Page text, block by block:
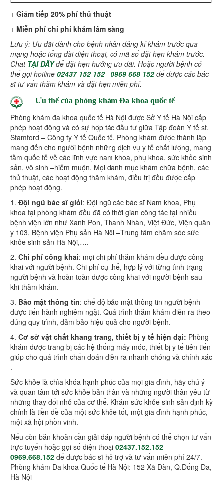
+ Giảm tiếp 20% phí thủ thuật
+ Miễn phí chi phí khám lâm sàng
Lưu ý: Ưu đãi dành cho bệnh nhân đăng kí khám trước qua
mạng hoặc tổng đài điện thoại, có mã số đặt hẹn khám trước.
Chat TẠI ĐÂYđể đặt hẹn hưởng ưu đãi. Hoặc người bệnh có
thể gọi hotline 02437 152 152– 0969 668 152để được các bác
sĩ tư vấn thăm khám và đặt hẹn miễn phí.
Ưu thế của phòng khám Đa khoa quốc tế
Phòng khám đa khoa quốc tế Hà Nội được Sở Y tế Hà Nội cấp
phép hoạt động và có sự hợp tác đầu tư giữa Tập đoàn Y tế st.
Stamford – Công ty Y tế Quốc tế. Phòng khám được thành lập
mang đến cho người bệnh những dịch vụ y tế chất lượng, mang
tầm quốc tế về các lĩnh vực nam khoa, phụ khoa, sức khỏe sinh
sản, vô sinh –hiếm muộn. Mọi danh mục khám chữa bệnh, các
thủ thuật, các hoạt động thăm khám, điều trị đều được cấp
phép hoạt động.
1. Đội ngũ bác sĩ giỏi: Đội ngũ các bác sĩ Nam khoa, Phụ
khoa tại phòng khám đều đã có thời gian công tác tại nhiều
bệnh viện lớn như Xanh Pon, Thanh Nhàn, Việt Đức, Viện quân
y 103, Bệnh viện Phụ sản Hà Nội –Trung tâm chăm sóc sức
khỏe sinh sản Hà Nội,….
2. Chi phí công khai: mọi chi phí thăm khám đều được công
khai với người bệnh. Chi phí cụ thể, hợp lý với từng tình trạng
người bệnh và hoàn toàn được công khai với người bệnh sau
khi thăm khám.
3. Bảo mật thông tin: chế độ bảo mật thông tin người bệnh
được tiến hành nghiêm ngặt. Quá trình thăm khám diễn ra theo
đúng quy trình, đảm bảo hiệu quả cho người bệnh.
4. Cơ sở vật chất khang trang, thiết bị y tế hiện đại: Phòng
khám được trang bị các hệ thống máy móc, thiết bị y tế tiên tiến
giúp cho quá trình chẩn đoán diễn ra nhanh chóng và chính xác
.
Sức khỏe là chìa khóa hạnh phúc của mọi gia đình, hãy chú ý
và quan tâm tới sức khỏe bản thân và những người thân yêu từ
những thay đổi nhỏ của cơ thể. Khám sức khỏe sinh sản định kỳ
chính là tiền đề của một sức khỏe tốt, một gia đình hạnh phúc,
một xã hội phồn vinh.
Nếu còn băn khoăn cần giải đáp người bệnh có thể chọn tư vấn
trực tuyến hoặc gọi số điện thoại 02437.152.152 –
0969.668.152 để được bác sĩ hỗ trợ và tư vấn miễn phí 24/7.
Phòng khám Đa khoa Quốc tế Hà Nội: 152 Xã Đàn, Q.Đống Đa,
Hà Nội